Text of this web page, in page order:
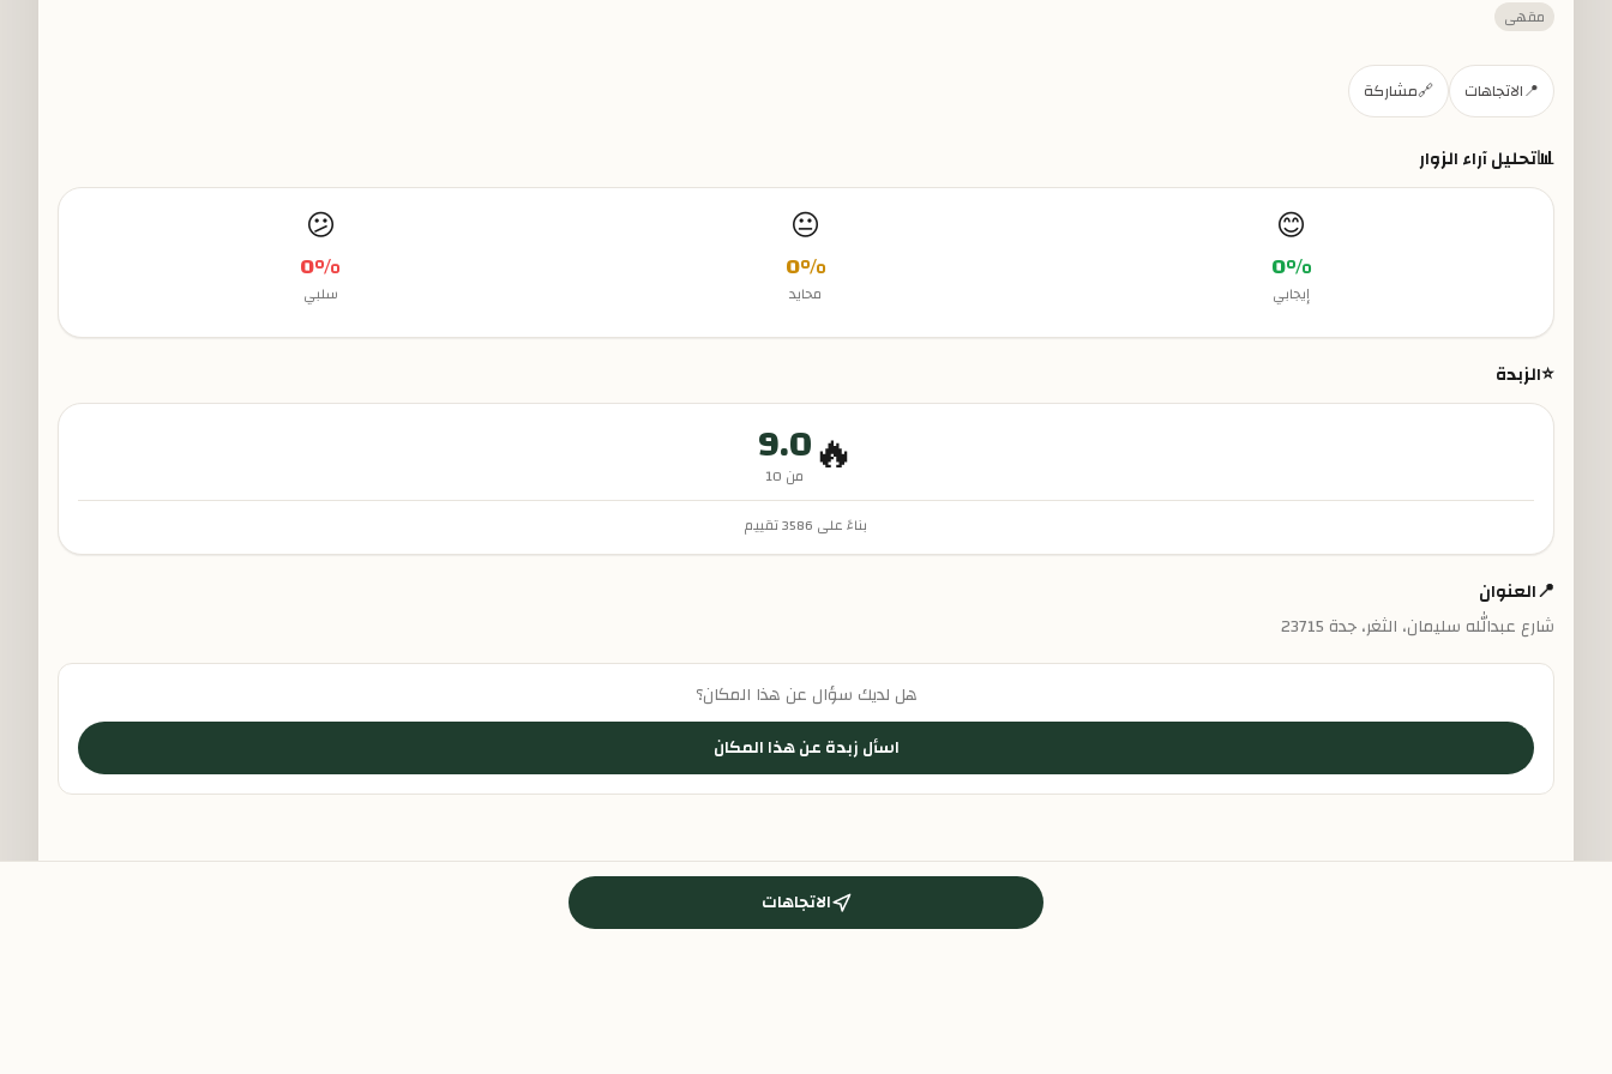
مقهى
📍الاتجاهات 🔗مشاركة
📊تحليل آراء الزوار
😊
0%
إيجابي
😐
0%
محايد
😕
0%
سلبي
⭐الزبدة
🔥
9.0
من 10
بناءً على 3586تقييم
📍العنوان
شارع عبدالله سليمان، الثغر، جدة 23715
هل لديك سؤال عن هذا المكان؟
اسأل زبدة عن هذا المكان
الاتجاهات